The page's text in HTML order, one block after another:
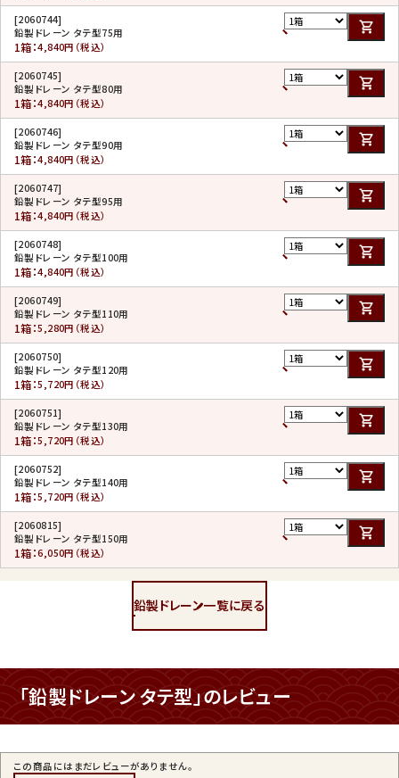
[2060744]
鉛製ドレーン タテ型75用
1箱：4,840円（税込）
[2060745]
鉛製ドレーン タテ型80用
1箱：4,840円（税込）
[2060746]
鉛製ドレーン タテ型90用
1箱：4,840円（税込）
[2060747]
鉛製ドレーン タテ型95用
1箱：4,840円（税込）
[2060748]
鉛製ドレーン タテ型100用
1箱：4,840円（税込）
[2060749]
鉛製ドレーン タテ型110用
1箱：5,280円（税込）
[2060750]
鉛製ドレーン タテ型120用
1箱：5,720円（税込）
[2060751]
鉛製ドレーン タテ型130用
1箱：5,720円（税込）
[2060752]
鉛製ドレーン タテ型140用
1箱：5,720円（税込）
[2060815]
鉛製ドレーン タテ型150用
1箱：6,050円（税込）
鉛製ドレーン一覧に戻る
「鉛製ドレーン タテ型」のレビュー
この商品にはまだレビューがありません。